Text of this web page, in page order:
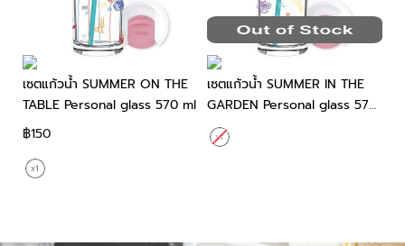
เซตแก้วน้ำ SUMMER ON THE
TABLE Personal glass 570 ml
฿150
เซตแก้วน้ำ SUMMER IN THE
GARDEN Personal glass 570
ml